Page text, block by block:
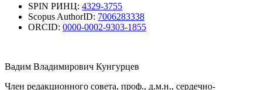
SPIN РИНЦ: 4329-3755
Scopus AuthorID: 7006283338
ORCID: 0000-0002-9303-1855
Вадим Владимирович Кунгурцев
Член редакционного совета, проф., д.м.н., сердечно-